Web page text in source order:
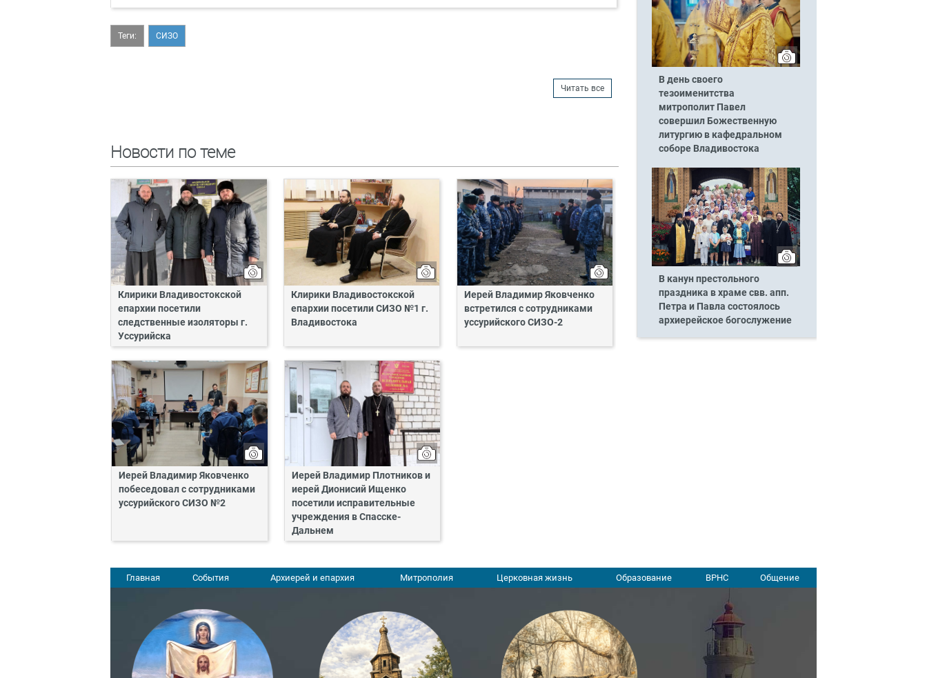
Теги: СИЗО
Читать все
Новости по теме
Клирики Владивостокской
епархии посетили
следственные изоляторы г.
Уссурийска
Клирики Владивостокской
епархии посетили СИЗО №1 г.
Владивостока
Иерей Владимир Яковченко
встретился с сотрудниками
уссурийского СИЗО-2
Иерей Владимир Яковченко
побеседовал с сотрудниками
уссурийского СИЗО №2
Иерей Владимир Плотников и
иерей Дионисий Ищенко
посетили исправительные
учреждения в Спасске-
Дальнем
В день своего
тезоименитства
митрополит Павел
совершил Божественную
литургию в кафедральном
соборе Владивостока
В канун престольного
праздника в храме свв. апп.
Петра и Павла состоялось
архиерейское богослужение
Главная События Архиерей и епархия Митрополия Церковная жизнь Образование ВРНС Общение